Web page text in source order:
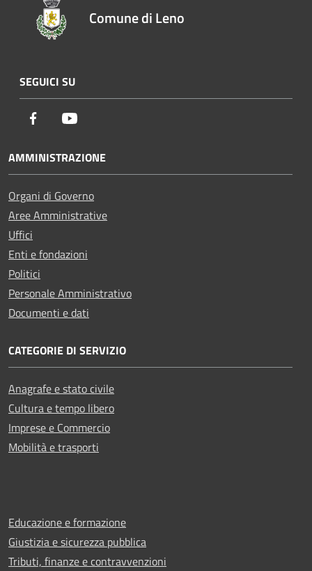
Comune di Leno
SEGUICI SU
Facebook
AMMINISTRAZIONE
Organi di Governo
Aree Amministrative
Uffici
Enti e fondazioni
Politici
Personale Amministrativo
Documenti e dati
CATEGORIE DI SERVIZIO
Anagrafe e stato civile
Cultura e tempo libero
Imprese e Commercio
Mobilità e trasporti
Educazione e formazione
Giustizia e sicurezza pubblica
Tributi, finanze e contravvenzioni